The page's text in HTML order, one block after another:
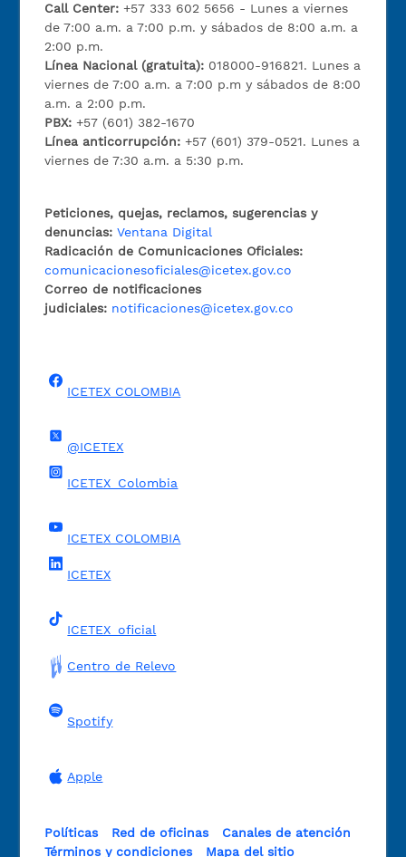
Call Center:+57 333 602 5656 - Lunes a viernes
de 7:00 a.m. a 7:00 p.m. y sábados de 8:00 a.m. a
2:00 p.m.
Línea Nacional (gratuita): 018000-916821. Lunes a
viernes de 7:00 a.m. a 7:00 p.m y sábados de 8:00
a.m. a 2:00 p.m.
PBX:+57 (601) 382-1670
Línea anticorrupción:+57 (601) 379-0521. Lunes a
viernes de 7:30 a.m. a 5:30 p.m.
Peticiones, quejas, reclamos, sugerencias y
denuncias: Ventana Digital
Radicación de Comunicaciones Oficiales:
comunicacionesoficiales@icetex.gov.co
Correo de notificaciones
judiciales: notificaciones@icetex.gov.co
ICETEX COLOMBIA
@ICETEX
ICETEX_Colombia
ICETEX COLOMBIA
ICETEX
ICETEX_oficial
Centro de Relevo
Spotify
Apple
Políticas Red de oficinas
Canales de atención
Términos y condiciones
Mapa del sitio